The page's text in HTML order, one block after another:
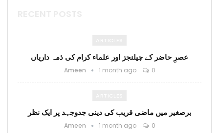
عصرِ حاضر کے چیلنجز اور علماء کرام کی ذمہ داریاں
Ameen 1 month ago 0
برصغیر میں ماضی قریب کی دینی جدوجہد پر ایک نظر
Ameen 1 month ago 0